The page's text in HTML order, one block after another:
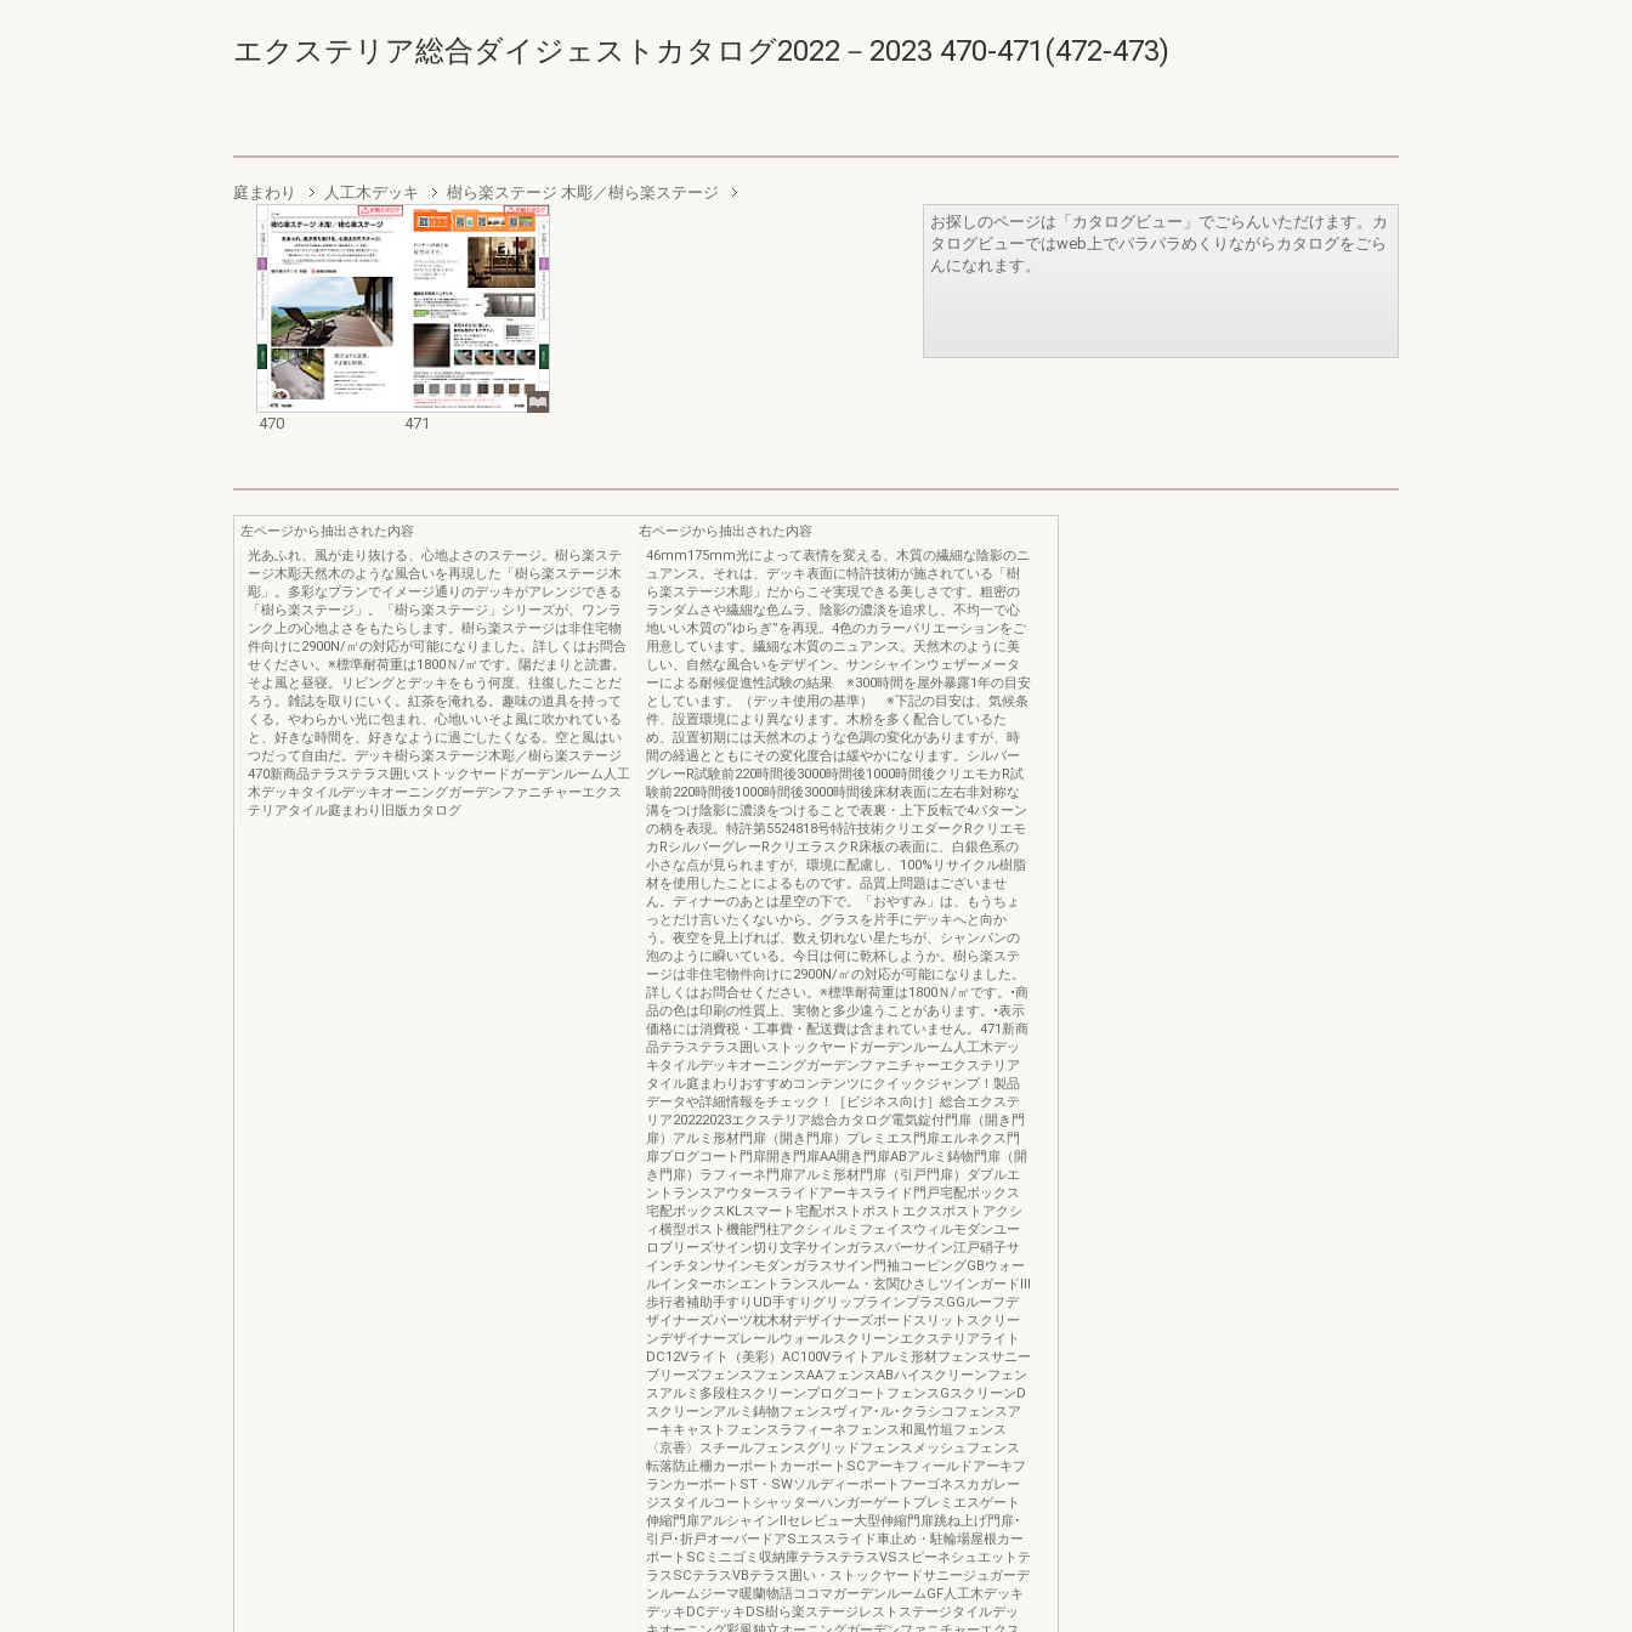
エクステリア総合ダイジェストカタログ2022－2023 470-471(472-473)
庭まわり 人工木デッキ 樹ら楽ステージ 木彫／樹ら楽ステージ
470 471
お探しのページは「カタログビュー」でごらんいただけます。カ
タログビューではweb上でパラパラめくりながらカタログをごら
んになれます。
左ページから抽出された内容
光あふれ、風が走り抜ける、心地よさのステージ。樹ら楽ステ
ージ木彫天然木のような風合いを再現した「樹ら楽ステージ木
彫」。多彩なプランでイメージ通りのデッキがアレンジできる
「樹ら楽ステージ」。「樹ら楽ステージ」シリーズが、ワンラ
ンク上の心地よさをもたらします。樹ら楽ステージは非住宅物
件向けに2900N/㎡の対応が可能になりました。詳しくはお問合
せください。※標準耐荷重は1800Ｎ/㎡です。陽だまりと読書。
そよ風と昼寝。リビングとデッキをもう何度、往復したことだ
ろう。雑誌を取りにいく。紅茶を淹れる。趣味の道具を持って
くる。やわらかい光に包まれ、心地いいそよ風に吹かれている
と、好きな時間を、好きなように過ごしたくなる。空と風はい
つだって自由だ。デッキ樹ら楽ステージ木彫／樹ら楽ステージ
470新商品テラステラス囲いストックヤードガーデンルーム人工
木デッキタイルデッキオーニングガーデンファニチャーエクス
テリアタイル庭まわり旧版カタログ
右ページから抽出された内容
46mm175mm光によって表情を変える、木質の繊細な陰影のニ
ュアンス。それは、デッキ表面に特許技術が施されている「樹
ら楽ステージ木彫」だからこそ実現できる美しさです。粗密の
ランダムさや繊細な色ムラ、陰影の濃淡を追求し、不均一で心
地いい木質の“ゆらぎ”を再現。4色のカラーバリエーションをご
用意しています。繊細な木質のニュアンス。天然木のように美
しい、自然な風合いをデザイン。サンシャインウェザーメータ
ーによる耐候促進性試験の結果 ※300時間を屋外暴露1年の目安
としています。（デッキ使用の基準） ※下記の目安は、気候条
件、設置環境により異なります。木粉を多く配合しているた
め、設置初期には天然木のような色調の変化がありますが、時
間の経過とともにその変化度合は緩やかになります。シルバー
グレーR試験前220時間後3000時間後1000時間後クリエモカR試
験前220時間後1000時間後3000時間後床材表面に左右非対称な
溝をつけ陰影に濃淡をつけることで表裏・上下反転で4パターン
の柄を表現。特許第5524818号特許技術クリエダークRクリエモ
カRシルバーグレーRクリエラスクR床板の表面に、白銀色系の
小さな点が見られますが、環境に配慮し、100%リサイクル樹脂
材を使用したことによるものです。品質上問題はございませ
ん。ディナーのあとは星空の下で。「おやすみ」は、もうちょ
っとだけ言いたくないから。グラスを片手にデッキへと向か
う。夜空を見上げれば、数え切れない星たちが、シャンパンの
泡のように瞬いている。今日は何に乾杯しようか。樹ら楽ステ
ージは非住宅物件向けに2900N/㎡の対応が可能になりました。
詳しくはお問合せください。※標準耐荷重は1800Ｎ/㎡です。•商
品の色は印刷の性質上、実物と多少違うことがあります。•表示
価格には消費税・工事費・配送費は含まれていません。471新商
品テラステラス囲いストックヤードガーデンルーム人工木デッ
キタイルデッキオーニングガーデンファニチャーエクステリア
タイル庭まわりおすすめコンテンツにクイックジャンプ！製品
データや詳細情報をチェック！［ビジネス向け］総合エクステ
リア20222023エクステリア総合カタログ電気錠付門扉（開き門
扉）アルミ形材門扉（開き門扉）プレミエス門扉エルネクス門
扉プログコート門扉開き門扉AA開き門扉ABアルミ鋳物門扉（開
き門扉）ラフィーネ門扉アルミ形材門扉（引戸門扉）ダブルエ
ントランスアウタースライドアーキスライド門戸宅配ボックス
宅配ボックスKLスマート宅配ポストポストエクスポストアクシ
ィ横型ポスト機能門柱アクシィルミフェイスウィルモダンユー
ロブリーズサイン切り文字サインガラスバーサイン江戸硝子サ
インチタンサインモダンガラスサイン門袖コーピングGBウォー
ルインターホンエントランスルーム・玄関ひさしツインガードⅢ
歩行者補助手すりUD手すりグリップラインプラスGGルーフデ
ザイナーズパーツ枕木材デザイナーズボードスリットスクリー
ンデザイナーズレールウォールスクリーンエクステリアライト
DC12Vライト（美彩）AC100Vライトアルミ形材フェンスサニー
ブリーズフェンスフェンスAAフェンスABハイスクリーンフェン
スアルミ多段柱スクリーンプログコートフェンスGスクリーンD
スクリーンアルミ鋳物フェンスヴィア･ル･クラシコフェンスア
ーキキャストフェンスラフィーネフェンス和風竹垣フェンス
〈京香〉スチールフェンスグリッドフェンスメッシュフェンス
転落防止柵カーポートカーポートSCアーキフィールドアーキフ
ランカーポートST・SWソルディーポートフーゴネスカガレー
ジスタイルコートシャッターハンガーゲートプレミエスゲート
伸縮門扉アルシャインⅡセレビュー大型伸縮門扉跳ね上げ門扉･
引戸･折戸オーバードアSエススライド車止め・駐輪場屋根カー
ポートSCミニゴミ収納庫テラステラスVSスピーネシュエットテ
ラスSCテラスVBテラス囲い・ストックヤードサニージュガーデ
ンルームジーマ暖蘭物語ココマガーデンルームGF人工木デッキ
デッキDCデッキDS樹ら楽ステージレストステージタイルデッ